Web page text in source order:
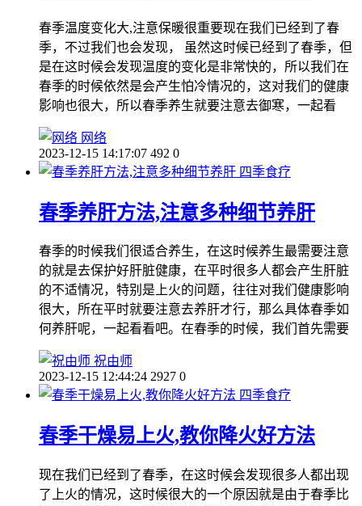
春季温度变化大,注意保暖很重要现在我们已经到了春
季，不过我们也会发现， 虽然这时候已经到了春季，但
是在这时候会发现温度的变化是非常快的，所以我们在
春季的时候依然是会产生怕冷情况的，这对我们的健康
影响也很大，所以春季养生就要注意去御寒，一起看
网络
2023-12-15 14:17:07 492 0
四季食疗
春季养肝方法,注意多种细节养肝
春季的时候我们很适合养生，在这时候养生最需要注意
的就是去保护好肝脏健康，在平时很多人都会产生肝脏
的不适情况，特别是上火的问题，往往对我们健康影响
很大，所在平时就要注意去养肝才行，那么具体春季如
何养肝呢，一起看看吧。在春季的时候，我们首先需要
祝由师
2023-12-15 12:44:24 2927 0
四季食疗
春季干燥易上火,教你降火好方法
现在我们已经到了春季，在这时候会发现很多人都出现
了上火的情况，这时候很大的一个原因就是由于春季比